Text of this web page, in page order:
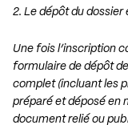
2. Le dépôt du
Une fois l’inscription
formulaire de dépôt
complet (incluant les
préparé et déposé en
document relié ou